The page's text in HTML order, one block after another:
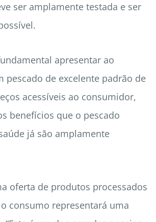
ser amplamente testada e ser
apresentar ao
pescado de excelente padrão de
acessíveis ao consumidor,
benefícios que o pescado
já são amplamente
oferta de produtos processados
consumo representará uma